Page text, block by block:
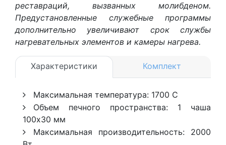
реставраций, вызванных молибденом.
Предустановленные служебные программы
дополнительно увеличивают срок службы
нагревательных элементов и камеры нагрева.
Характеристики Комплект
Максимальная температура: 1700 C
Объем печного пространства: 1 чаша
100х30 мм
Максимальная производительность: 2000